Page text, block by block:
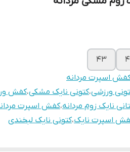
43
اسپرت مردانه
ورزشی،کتونی نایک مشکی،کفش
نایک زوم مردانه،کفش اسپرت
اسپرت نایک،کتونی نایک لبخندی